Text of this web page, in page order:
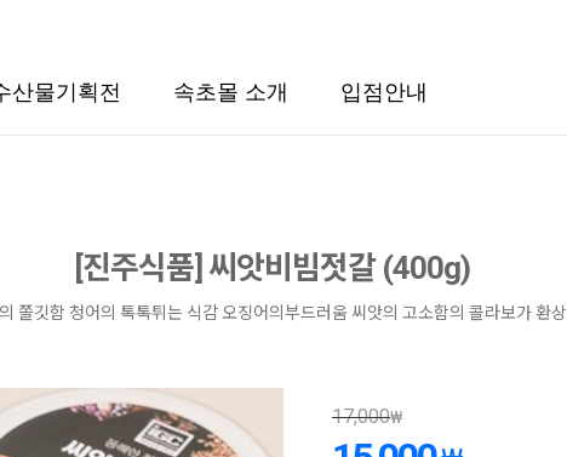
산물기획전 속초몰 소개 입점안내
[진주식품] 씨앗비빔젓갈 (400g)
쫄깃함 청어의 톡톡튀는 식감 오징어의부드러움 씨앗의 고소함의 콜라보가 환상
17,000₩